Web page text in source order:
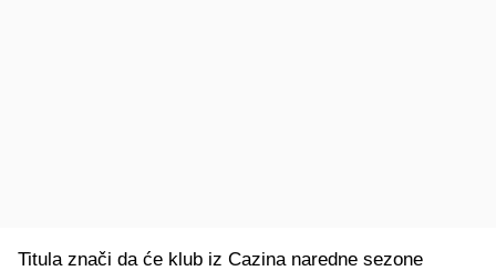
Titula znači da će klub iz Cazina naredne sezone